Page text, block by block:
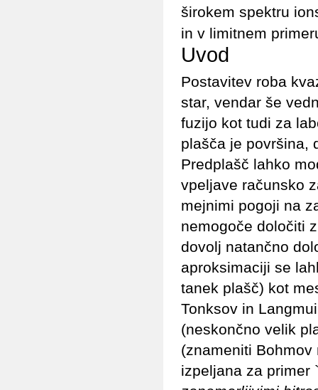
širokem spektru
in v limitnem
Uvod
Postavitev roba
star, vendar še
fuzijo kot tudi za
plašča je površina,
Predplašč lahko
vpeljave računsko
mejnimi pogoji na
nemogoče določiti
dovolj natančno
aproksimaciji se
tanek plašč) kot
Tonksov in
(neskončno velik
(znameniti
izpeljana za primer